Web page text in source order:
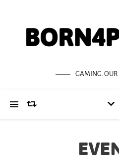
GAMING. OUR